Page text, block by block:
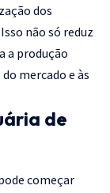
dos
não só reduz
a produção
mercado e às
de
começar